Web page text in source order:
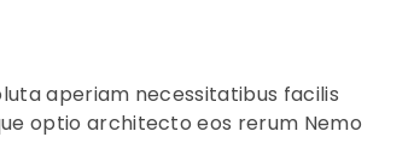
aperiam necessitatibus facilis
optio architecto eos rerum Nemo